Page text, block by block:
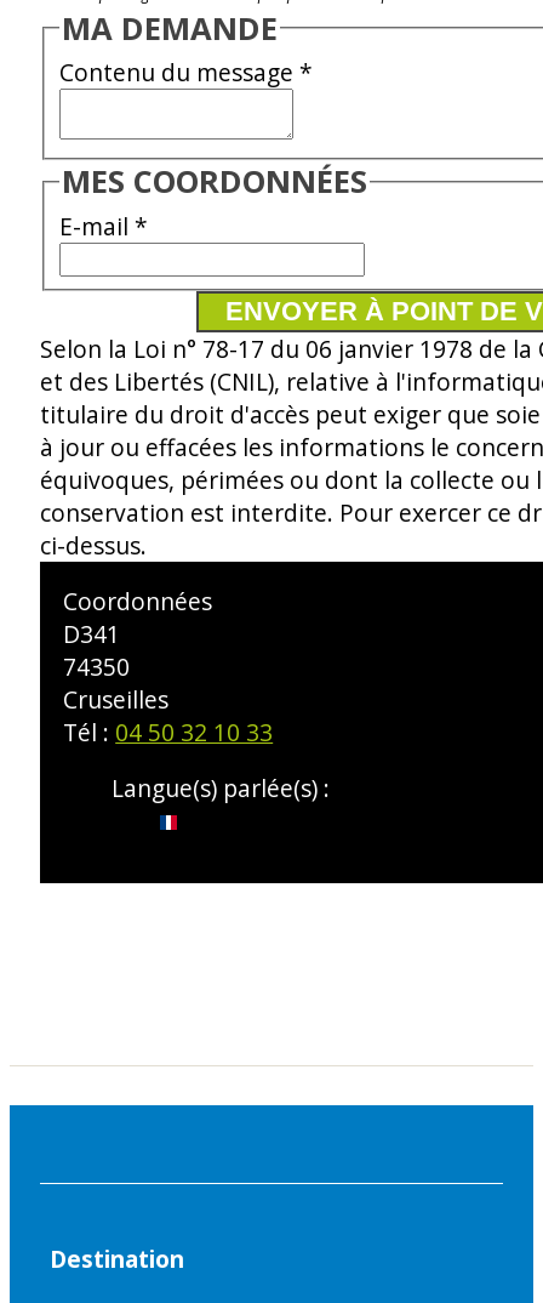
MA DEMANDE
Contenu du message *
MES COORDONNÉES
E-mail *
Selon la Loi n° 78-17 du 06 janvier 1978 de
et des Libertés (CNIL), relative à
titulaire du droit d'accès peut exiger que
à jour ou effacées les informations le
équivoques, périmées ou dont la collecte
conservation est interdite. Pour exercer ce
ci-dessus.
Coordonnées
D341
74350
Cruseilles
Tél : 04 50 32 10 33
Langue(s) parlée(s) :
Destination